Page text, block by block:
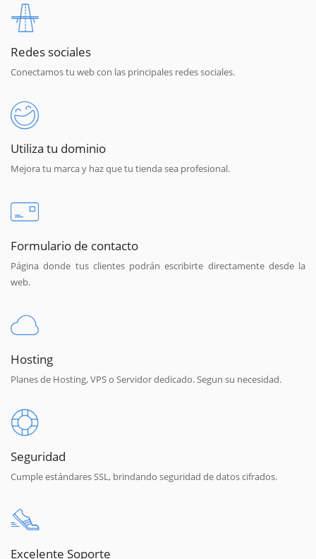
Redes sociales
Conectamos tu web con las principales redes sociales.
Utiliza tu dominio
Mejora tu marca y haz que tu tienda sea profesional.
Formulario de contacto
Página donde tus clientes podrán escribirte directamente desde la
web.
Hosting
Planes de Hosting, VPS o Servidor dedicado. Segun su necesidad.
Seguridad
Cumple estándares SSL, brindando seguridad de datos cifrados.
Excelente Soporte